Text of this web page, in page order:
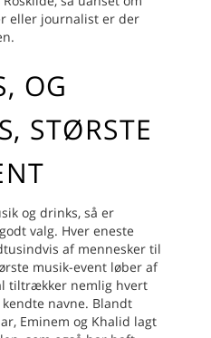
eller journalist er der
OG
STØRSTE
og drinks, så er
valg. Hver eneste
af mennesker til
musik-event løber af
tiltrækker nemlig hvert
navne. Blandt
Eminem og Khalid lagt